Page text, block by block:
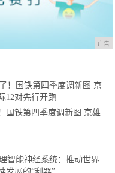
广告
国铁第四季度调新图 京雄